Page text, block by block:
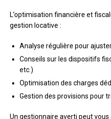
L’optimisation financière et
gestion locative :
Analyse régulière pour
Conseils sur les dispositifs
etc.)
Optimisation des charges
Gestion des provisions pour
Un gestionnaire averti peut vous